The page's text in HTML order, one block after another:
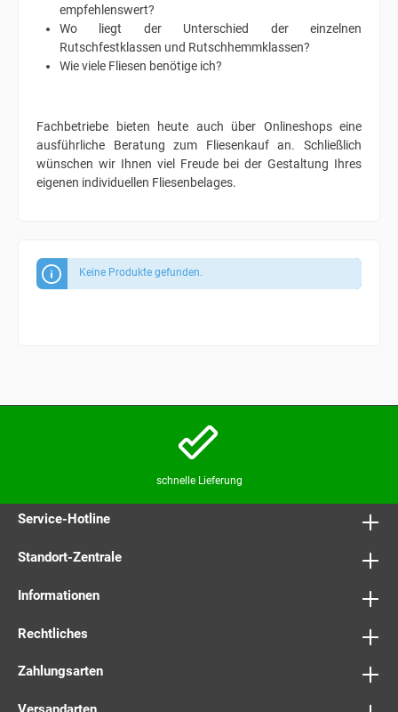
empfehlenswert?
Wo liegt der Unterschied der einzelnen
Rutschfestklassen und Rutschhemmklassen?
Wie viele Fliesen benötige ich?
Fachbetriebe bieten heute auch über Onlineshops eine
ausführliche Beratung zum Fliesenkauf an. Schließlich
wünschen wir Ihnen viel Freude bei der Gestaltung Ihres
eigenen individuellen Fliesenbelages.
Keine Produkte gefunden.
schnelle Lieferung
Service-Hotline
Standort-Zentrale
Informationen
Rechtliches
Zahlungsarten